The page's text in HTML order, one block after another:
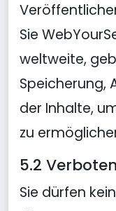
Sie
weltweite,
Speicherung,
der Inhalte,
zu
5.2
Sie dürfen